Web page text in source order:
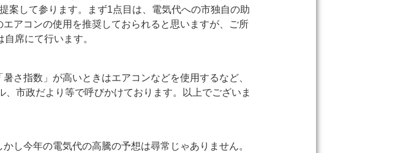
案して参ります。まず1点目は、電気代への市独自の助
アコンの使用を推奨しておられると思いますが、ご所
席にて行います。
さ指数」が高いときはエアコンなどを使用するなど、
市政だより等で呼びかけております。以上でございま
し今年の電気代の高騰の予想は尋常じゃありません。